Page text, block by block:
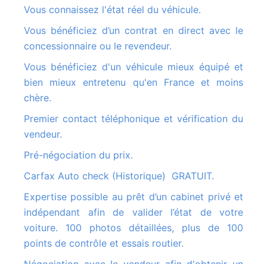
Vous connaissez l'état réel du véhicule.
Vous bénéficiez d’un contrat en direct avec le
concessionnaire ou le revendeur.
Vous bénéficiez d'un véhicule mieux équipé et
bien mieux entretenu qu'en France et moins
chère.
Premier contact téléphonique et vérification du
vendeur.
Pré-négociation du prix.
Carfax Auto check (Historique) GRATUIT.
Expertise possible au prêt d’un cabinet privé et
indépendant afin de valider l’état de votre
voiture. 100 photos détaillées, plus de 100
points de contrôle et essais routier.